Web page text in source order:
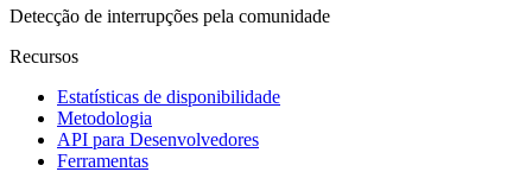
Detecção de interrupções pela comunidade
Recursos
Estatísticas de disponibilidade
Metodologia
API para Desenvolvedores
Ferramentas